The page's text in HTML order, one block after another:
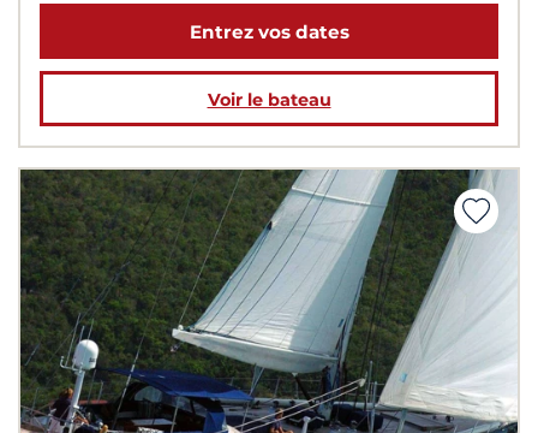
Entrez vos dates
Voir le bateau